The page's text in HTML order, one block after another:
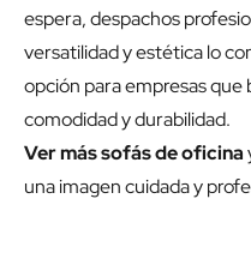
espera, despachos
versatilidad y estética lo
opción para empresas que
comodidad y durabilidad.
Ver más sofás de oficina
una imagen cuidada y